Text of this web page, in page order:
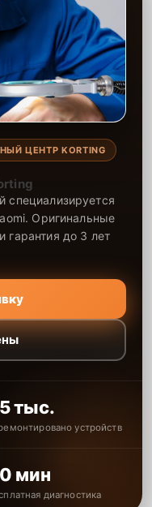
ЦЕНТР KORTING
Оригинальные
до 3 лет
тыс.
устройств
мин
диагностика